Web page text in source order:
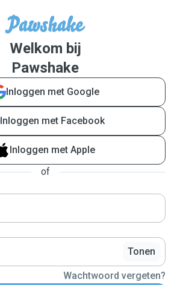
Welkom bij
Pawshake
Inloggen met Google
Inloggen met Facebook
Inloggen met Apple
of
Tonen
Wachtwoord vergeten?